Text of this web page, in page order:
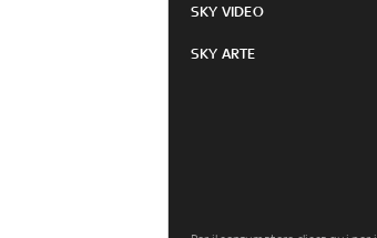
SKY VIDEO
SKY ARTE